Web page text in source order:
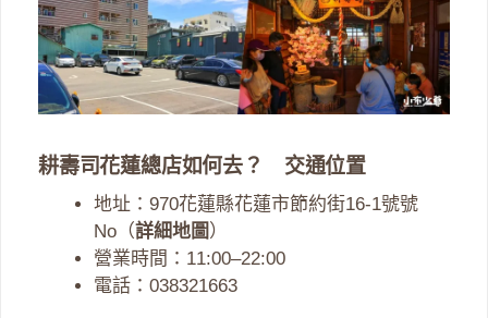
耕壽司花蓮總店如何去？ 交通位置
地址：970花蓮縣花蓮市節約街16-1號號
No（詳細地圖）
營業時間：11:00–22:00
電話：038321663